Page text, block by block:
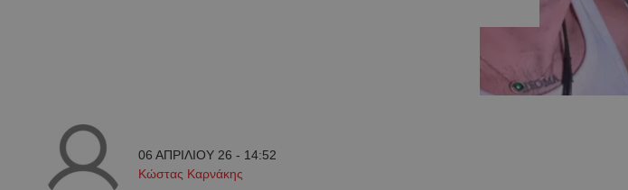
06 ΑΠΡΙΛΙΟΥ 26 - 14:52
Κώστας Καρνάκης